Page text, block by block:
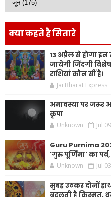
क्या कहते है सितारे
13 अप्रैल से होगा
जायेगी जिंदगी
राशियां कौन सीं है।
Jai Bharat Express
अमावस्या पर जरूर
कृपा
Unknown Jul
Guru Purnima
'गुरु पूर्णिमा' का
Unknown Jul
सुबह उठकर दोनों